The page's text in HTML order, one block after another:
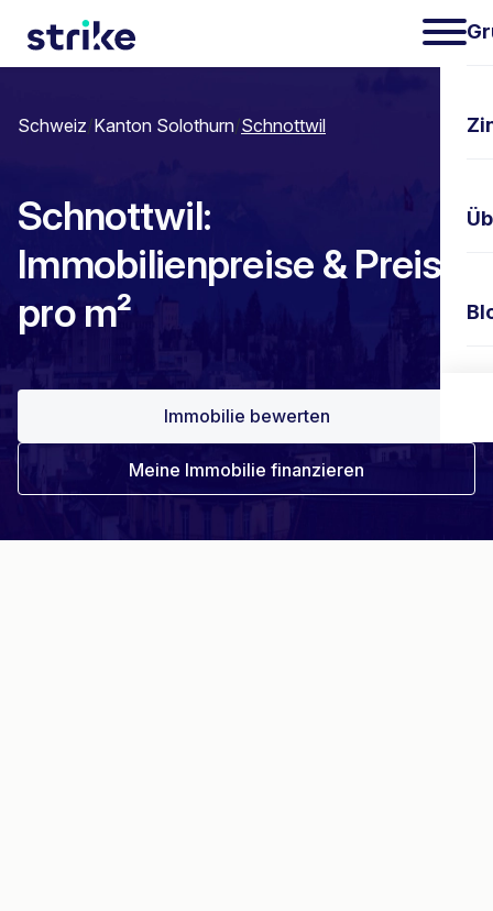
Schweiz/Kanton Solothurn/Schnottwil
Schnottwil:
Immobilienpreise & Preis
pro m²
Immobilie bewerten
Meine Immobilie finanzieren